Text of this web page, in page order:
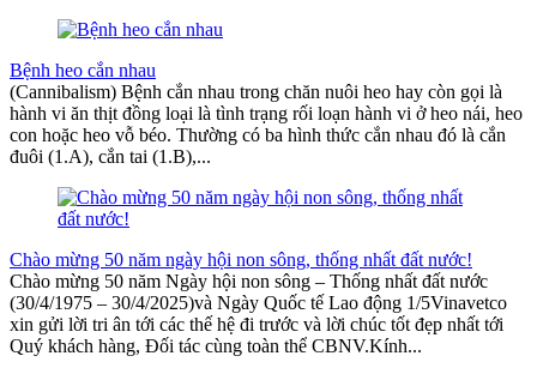
Bệnh heo cắn nhau
(Cannibalism) Bệnh cắn nhau trong chăn nuôi heo hay còn gọi là
hành vi ăn thịt đồng loại là tình trạng rối loạn hành vi ở heo nái, heo
con hoặc heo vỗ béo. Thường có ba hình thức cắn nhau đó là cắn
đuôi (1.A), cắn tai (1.B),...
Chào mừng 50 năm ngày hội non sông, thống nhất đất nước!
Chào mừng 50 năm Ngày hội non sông – Thống nhất đất nước
(30/4/1975 – 30/4/2025)và Ngày Quốc tế Lao động 1/5Vinavetco
xin gửi lời tri ân tới các thế hệ đi trước và lời chúc tốt đẹp nhất tới
Quý khách hàng, Đối tác cùng toàn thể CBNV.Kính...